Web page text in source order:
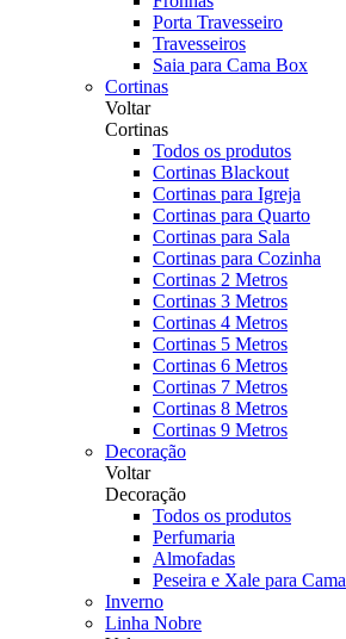
Porta Travesseiro
Travesseiros
Saia para Cama Box
Cortinas
Voltar
Cortinas
Todos os produtos
Cortinas Blackout
Cortinas para Igreja
Cortinas para Quarto
Cortinas para Sala
Cortinas para Cozinha
Cortinas 2 Metros
Cortinas 3 Metros
Cortinas 4 Metros
Cortinas 5 Metros
Cortinas 6 Metros
Cortinas 7 Metros
Cortinas 8 Metros
Cortinas 9 Metros
Decoração
Voltar
Decoração
Todos os produtos
Perfumaria
Almofadas
Peseira e Xale para Cama
Inverno
Linha Nobre